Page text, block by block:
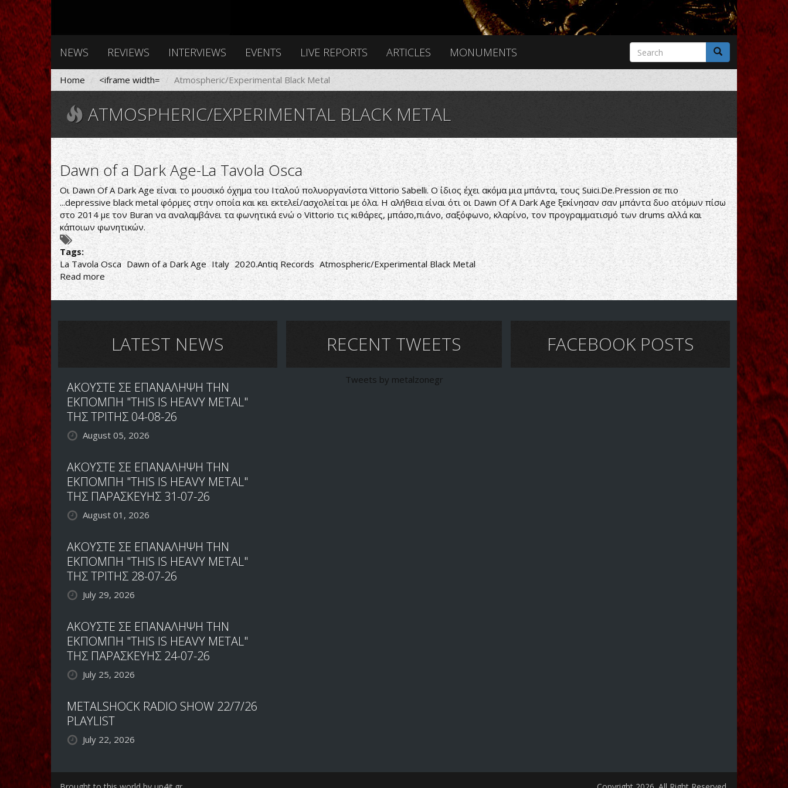
NEWS REVIEWS INTERVIEWS EVENTS LIVE REPORTS ARTICLES MONUMENTS
Search
form
Search
Home <iframe width= Atmospheric/Experimental Black Metal
ATMOSPHERIC/EXPERIMENTAL BLACK METAL
Dawn of a Dark Age-La Tavola Osca
Οι Dawn Of A Dark Age είναι το μουσικό όχημα του Ιταλού πολυοργανίστα Vittorio Sabelli. Ο ίδιος έχει ακόμα μια μπάντα, τους Suici.De.Pression σε πιο
...depressive black metal φόρμες στην οποία και κει εκτελεί/ασχολείται με όλα. Η αλήθεια είναι ότι οι Dawn Of A Dark Age ξεκίνησαν σαν μπάντα δυο ατόμων πίσω
στο 2014 με τον Buran να αναλαμβάνει τα φωνητικά ενώ ο Vittorio τις κιθάρες, μπάσο,πιάνο, σαξόφωνο, κλαρίνο, τον προγραμματισμό των drums αλλά και
κάποιων φωνητικών.
Tags:
La Tavola Osca Dawn of a Dark Age Italy 2020.Antiq Records Atmospheric/Experimental Black Metal
Read more about
Dawn
of
Age-
LaLATEST NEWS
ΑΚΟΥΣΤΕ ΣΕ ΕΠΑΝΑΛΗΨΗ ΤΗΝ
ΕΚΠΟΜΠΗ "THIS IS HEAVY METAL"
ΤΗΣ ΤΡΙΤΗΣ 04-08-26
August 05, 2026
ΑΚΟΥΣΤΕ ΣΕ ΕΠΑΝΑΛΗΨΗ ΤΗΝ
ΕΚΠΟΜΠΗ "THIS IS HEAVY METAL"
ΤΗΣ ΠΑΡΑΣΚΕΥΗΣ 31-07-26
August 01, 2026
ΑΚΟΥΣΤΕ ΣΕ ΕΠΑΝΑΛΗΨΗ ΤΗΝ
ΕΚΠΟΜΠΗ "THIS IS HEAVY METAL"
ΤΗΣ ΤΡΙΤΗΣ 28-07-26
July 29, 2026
ΑΚΟΥΣΤΕ ΣΕ ΕΠΑΝΑΛΗΨΗ ΤΗΝ
ΕΚΠΟΜΠΗ "THIS IS HEAVY METAL"
ΤΗΣ ΠΑΡΑΣΚΕΥΗΣ 24-07-26
July 25, 2026
METALSHOCK RADIO SHOW 22/7/26
PLAYLIST
July 22, 2026
RECENT TWEETS
Tweets by metalzonegr
FACEBOOK POSTS